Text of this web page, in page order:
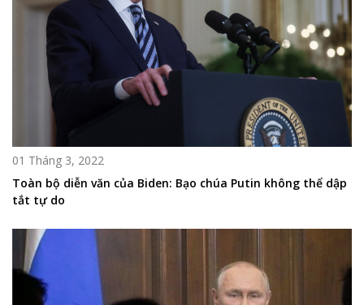
01 Tháng 3, 2022
Toàn bộ diễn văn của Biden: Bạo chúa Putin không thể dập
tắt tự do